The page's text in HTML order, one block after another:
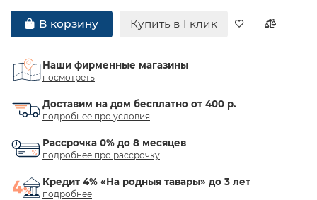
В корзину Купить в 1 клик
Наши фирменные магазины
посмотреть
Доставим на дом бесплатно от 400 р.
подробнее про условия
Рассрочка 0% до 8 месяцев
подробнее про рассрочку
Кредит 4% «На родныя тавары» до 3 лет
подробнее